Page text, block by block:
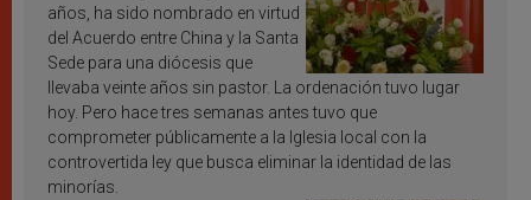
años, ha sido nombrado en virtud
del Acuerdo entre China y la Santa
Sede para una diócesis que
llevaba veinte años sin pastor. La ordenación tuvo lugar
hoy. Pero hace tres semanas antes tuvo que
comprometer públicamente a la Iglesia local con la
controvertida ley que busca eliminar la identidad de las
minorías.